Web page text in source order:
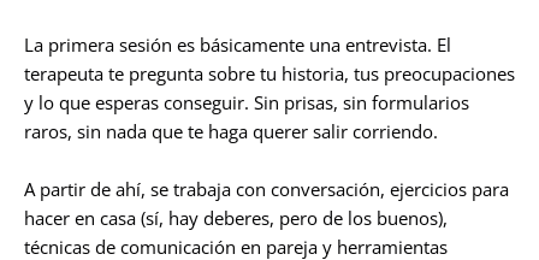
La primera sesión es básicamente una entrevista. El
terapeuta te pregunta sobre tu historia, tus preocupaciones
y lo que esperas conseguir. Sin prisas, sin formularios
raros, sin nada que te haga querer salir corriendo.
A partir de ahí, se trabaja con conversación, ejercicios para
hacer en casa (sí, hay deberes, pero de los buenos),
técnicas de comunicación en pareja y herramientas